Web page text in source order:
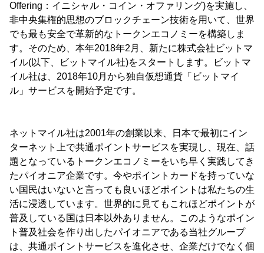
Offering：イニシャル・コイン・オファリング)を実施し、
非中央集権的思想のブロックチェーン技術を用いて、世界
でも最も安全で革新的なトークンエコノミーを構築しま
す。そのため、本年2018年2月、新たに株式会社ビットマ
イル(以下、ビットマイル社)をスタートします。ビットマ
イル社は、2018年10月から独自仮想通貨「ビットマイ
ル」サービスを開始予定です。
ネットマイル社は2001年の創業以来、日本で最初にイン
ターネット上で共通ポイントサービスを実現し、現在、話
題となっているトークンエコノミーをいち早く実践してき
たパイオニア企業です。今やポイントカードを持っていな
い国民はいないと言っても良いほどポイントは私たちの生
活に浸透しています。世界的に見てもこれほどポイントが
普及している国は日本以外ありません。このようなポイン
ト普及社会を作り出したパイオニアである当社グループ
は、共通ポイントサービスを進化させ、企業だけでなく個